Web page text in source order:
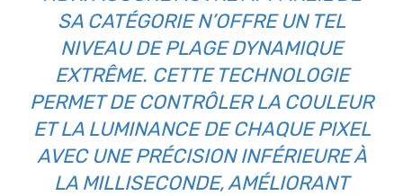
SA CATÉGORIE N’OFFRE UN TEL
NIVEAU DE PLAGE DYNAMIQUE
EXTRÊME. CETTE TECHNOLOGIE
PERMET DE CONTRÔLER LA COULEUR
ET LA LUMINANCE DE CHAQUE PIXEL
AVEC UNE PRÉCISION INFÉRIEURE À
LA MILLISECONDE, AMÉLIORANT